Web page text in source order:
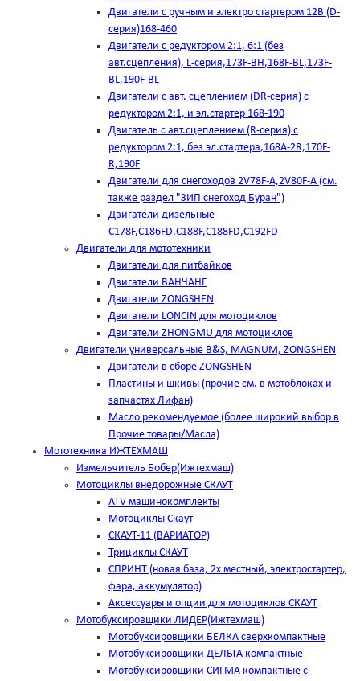
Двигатели с ручным и электро стартером 12В (D-
серия)168-460
Двигатели с редуктором 2:1, 6:1 (без
авт.сцепления), L-серия,173F-BH,168F-BL,173F-
BL,190F-BL
Двигатели с авт. сцеплением (DR-серия) с
редуктором 2:1, и эл.стартер 168-190
Двигатель с авт.сцеплением (R-серия) с
редуктором 2:1, без эл.стартера,168А-2R,170F-
R,190F
Двигатели для снегоходов 2V78F-A,2V80F-A (см.
также раздел "ЗИП снегоход Буран")
Двигатели дизельные
C178F,С186FD,C188F,C188FD,C192FD
Двигатели для мототехники
Двигатели для питбайков
Двигатели ВАНЧАНГ
Двигатели ZONGSHEN
Двигатели LONCIN для мотоциклов
Двигатели ZHONGMU для мотоциклов
Двигатели универсальные B&S, MAGNUM, ZONGSHEN
Двигатели в сборе ZONGSHEN
Пластины и шкивы (прочие см. в мотоблоках и
запчастях Лифан)
Масло рекомендуемое (более широкий выбор в
Прочие товары/Масла)
Мототехника ИЖТЕХМАШ
Измельчитель Бобер(Ижтехмаш)
Мотоциклы внедорожные СКАУТ
ATV машинокомплекты
Мотоциклы Скаут
СКАУТ-11 (ВАРИАТОР)
Трициклы СКАУТ
СПРИНТ (новая база, 2х местный, электростартер,
фара, аккумулятор)
Аксессуары и опции для мотоциклов СКАУТ
Мотобуксировщики ЛИДЕР(Ижтехмаш)
Мотобуксировщики БЕЛКА сверхкомпактные
Мотобуксировщики ДЕЛЬТА компактные
Мотобуксировщики СИГМА компактные с